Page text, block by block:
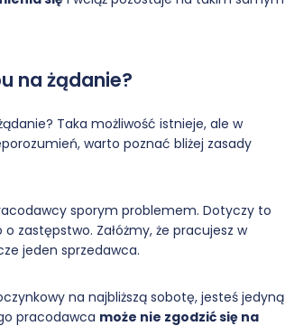
na żądanie?
Taka możliwość istnieje, ale w
warto poznać bliżej zasady
sporym problemem. Dotyczy to
zastępstwo. Załóżmy, że pracujesz w
jeden sprzedawca.
na najbliższą sobotę, jesteś jedyną
pracodawca może nie zgodzić się na